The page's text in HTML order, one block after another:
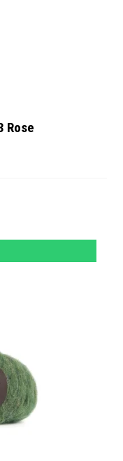
Rose